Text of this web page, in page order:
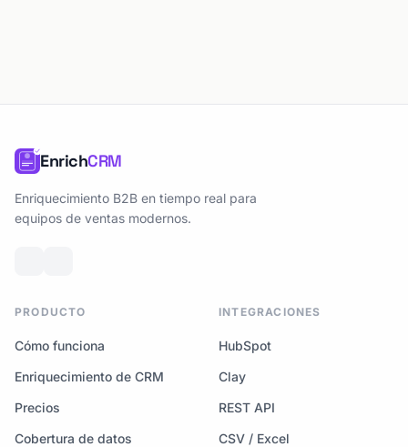
EnrichCRM
Enriquecimiento B2B en tiempo real para
equipos de ventas modernos.
PRODUCTO
Cómo funciona
Enriquecimiento de CRM
Precios
Cobertura de datos
INTEGRACIONES
HubSpot
Clay
REST API
CSV / Excel